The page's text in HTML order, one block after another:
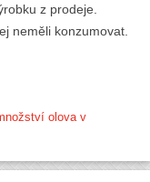
z prodeje.
neměli konzumovat.
olova v